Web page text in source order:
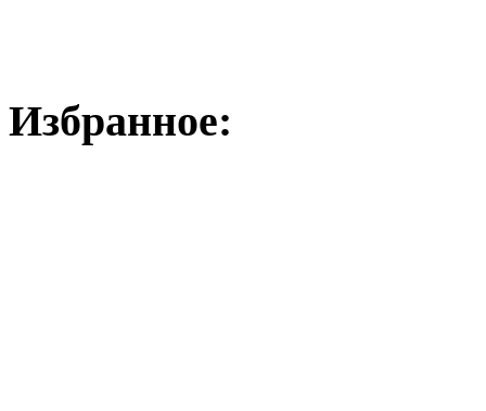
Избранное: